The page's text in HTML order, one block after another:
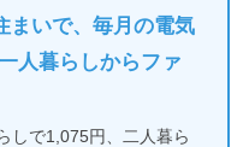
まいで、毎月の電気
人暮らしからファ
しで1,075円、二人暮ら